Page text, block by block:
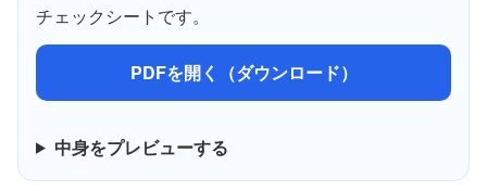
チェックシートです。
PDFを開く（ダウンロード）
中身をプレビューする